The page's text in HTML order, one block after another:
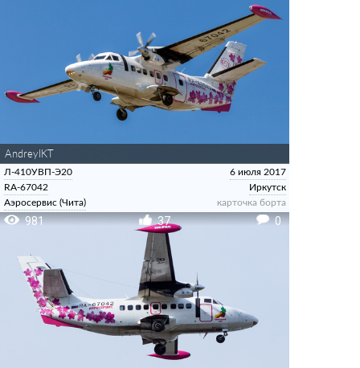
AndreyIKT
Л-410УВП-Э20
RA-67042
Аэросервис (Чита)
6 июля 2017
Иркутск
карточка борта
981 37 0